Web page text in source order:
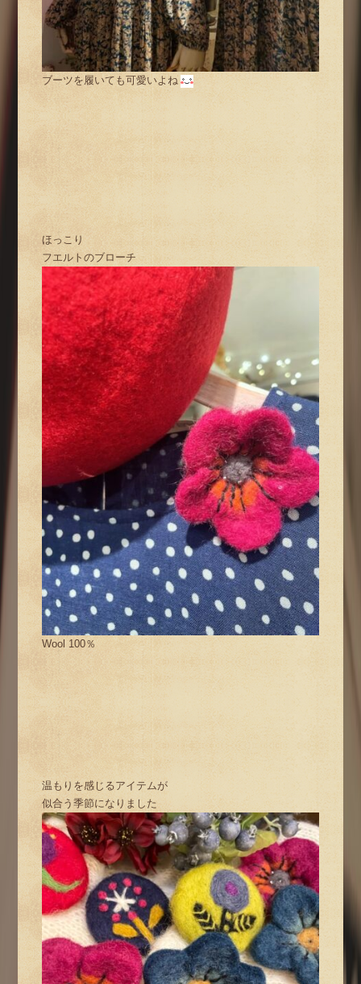
ブーツを履いても可愛いよね
ほっこり
フエルトのブローチ
Wool 100％
温もりを感じるアイテムが
似合う季節になりました